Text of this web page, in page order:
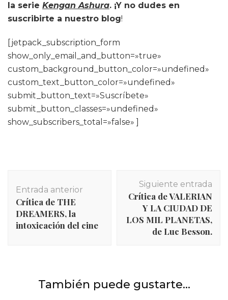
la serie Kengan Ashura. ¡Y no dudes en
suscribirte a nuestro blog!
[jetpack_subscription_form
show_only_email_and_button=»true»
custom_background_button_color=»undefined»
custom_text_button_color=»undefined»
submit_button_text=»Suscríbete»
submit_button_classes=»undefined»
show_subscribers_total=»false» ]
de
entradas
Entrada anterior
Crítica de THE
DREAMERS, la
intoxicación del cine
Siguiente entrada
Crítica de VALERIAN
Y LA CIUDAD DE
LOS MIL PLANETAS,
de Luc Besson.
También puede gustarte...
Crítica de UNICORN STORE de Brie Larson: ¿qué
hay detrás de tanto brilli-brilli?
INICIO,Películas,Películas y series